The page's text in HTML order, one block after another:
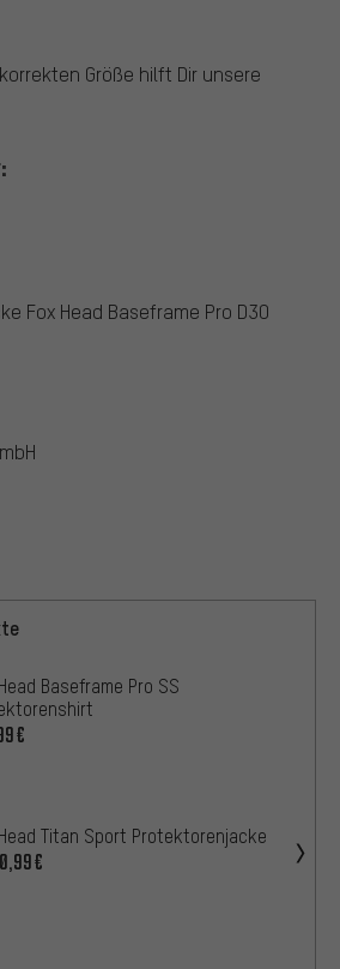
Größe hilft Dir unsere
Fox Head Baseframe Pro D3O
Baseframe Pro SS
Titan Sport Protektorenjacke